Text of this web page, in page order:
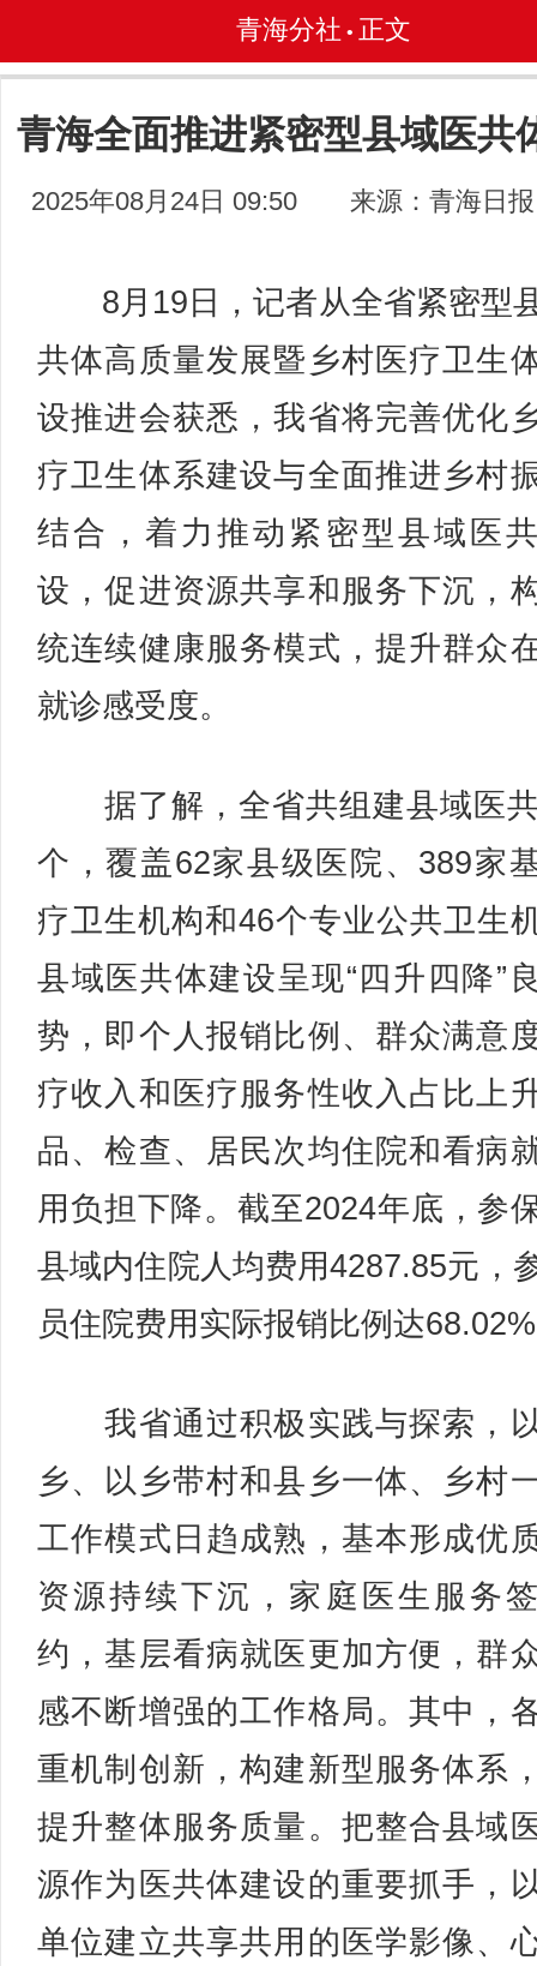
青海分社 • 正文
青海全面推进紧密型县域医共
2025年08月24日 09:50 来源：青海日报
8月19日，记者从全省紧密型
共体高质量发展暨乡村医疗卫生
设推进会获悉，我省将完善优化
疗卫生体系建设与全面推进乡村
结合，着力推动紧密型县域医
设，促进资源共享和服务下沉，
统连续健康服务模式，提升群众
就诊感受度。
据了解，全省共组建县域医
个，覆盖62家县级医院、389家
疗卫生机构和46个专业公共卫生
县域医共体建设呈现“四升四降”
势，即个人报销比例、群众满意
疗收入和医疗服务性收入占比上
品、检查、居民次均住院和看病
用负担下降。截至2024年底，参
县域内住院人均费用4287.85元，
员住院费用实际报销比例达
我省通过积极实践与探索，
乡、以乡带村和县乡一体、乡村
工作模式日趋成熟，基本形成优
资源持续下沉，家庭医生服务
约，基层看病就医更加方便，群
感不断增强的工作格局。其中，
重机制创新，构建新型服务体系
提升整体服务质量。把整合县域
源作为医共体建设的重要抓手，
单位建立共享共用的医学影像、